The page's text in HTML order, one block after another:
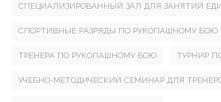
СПЕЦИАЛИЗИРОВАННЫЙ ЗАЛ ДЛЯ ЗАНЯТИЙ
СПОРТИВНЫЕ РАЗРЯДЫ ПО РУКОПАШНОМУ БОЮ
ТРЕНЕРА ПО РУКОПАШНОМУ БОЮ ТУРНИР
УЧЕБНО-МЕТОДИЧЕСКИЙ СЕМИНАР ДЛЯ